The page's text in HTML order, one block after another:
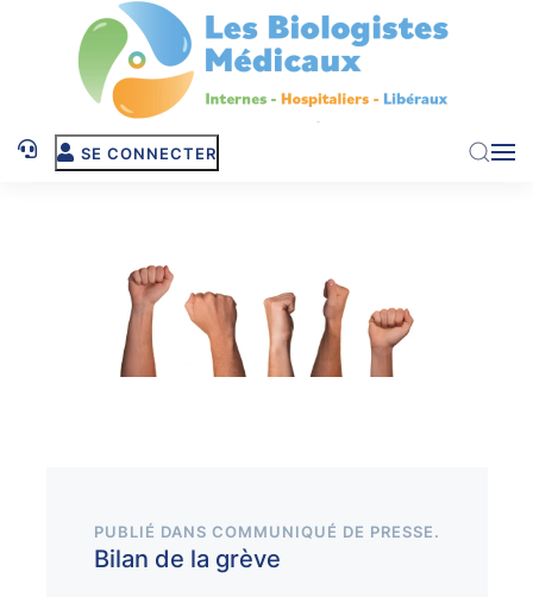
Skip to main content
SE CONNECTER
PUBLIÉ DANS COMMUNIQUÉ DE PRESSE.
Bilan de la grève